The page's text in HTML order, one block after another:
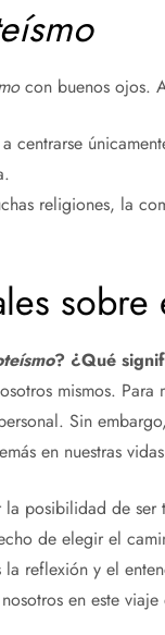
con buenos ojos.
centrarse
religiones, la
sobre
? ¿Qué
mismos. Para
Sin
en nuestras
posibilidad de
de elegir el
reflexión y el
en este